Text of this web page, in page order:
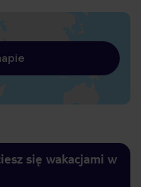
się wakacjami w